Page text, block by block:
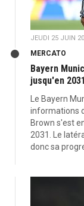
JEUDI 25 JUIN
MERCATO
Bayern
jusqu'en 2031
Le Bayern
informations
Brown s'est
2031. Le
donc sa